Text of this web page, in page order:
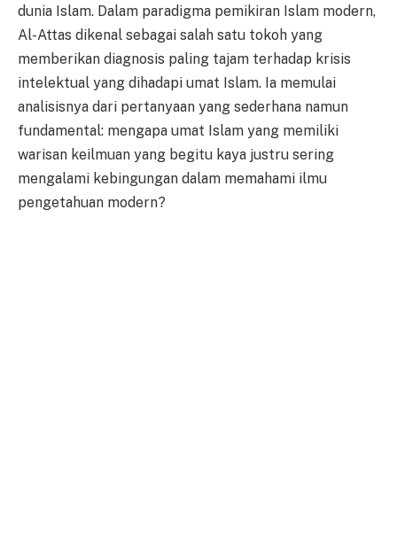
dunia Islam. Dalam paradigma pemikiran Islam modern,
Al-Attas dikenal sebagai salah satu tokoh yang
memberikan diagnosis paling tajam terhadap krisis
intelektual yang dihadapi umat Islam. Ia memulai
analisisnya dari pertanyaan yang sederhana namun
fundamental: mengapa umat Islam yang memiliki
warisan keilmuan yang begitu kaya justru sering
mengalami kebingungan dalam memahami ilmu
pengetahuan modern?